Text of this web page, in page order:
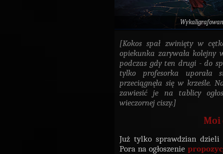
[Kokos spał zwinięty w
opiekunka zarywała kolejny
podczas gdy ten drugi - do
tylko profesorka uporała
przeciągnęła się w krześle.
zawiesić je na tablicy
wieczornej ciszy.]
Moi
Już tylko sprawdzian
Pora na ogłoszenie